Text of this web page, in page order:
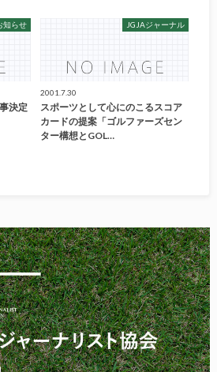
知らせ
決定
JGJAジャーナル
2001.7.30
スポーツとして心にのこるスコア
カードの提案「ゴルファーズセン
ター構想とGOL…